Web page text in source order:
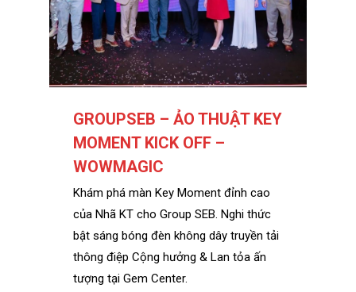
GROUPSEB – ẢO THUẬT KEY
MOMENT KICK OFF –
WOWMAGIC
Khám phá màn Key Moment đỉnh cao
của Nhã KT cho Group SEB. Nghi thức
bật sáng bóng đèn không dây truyền tải
thông điệp Cộng hưởng & Lan tỏa ấn
tượng tại Gem Center.